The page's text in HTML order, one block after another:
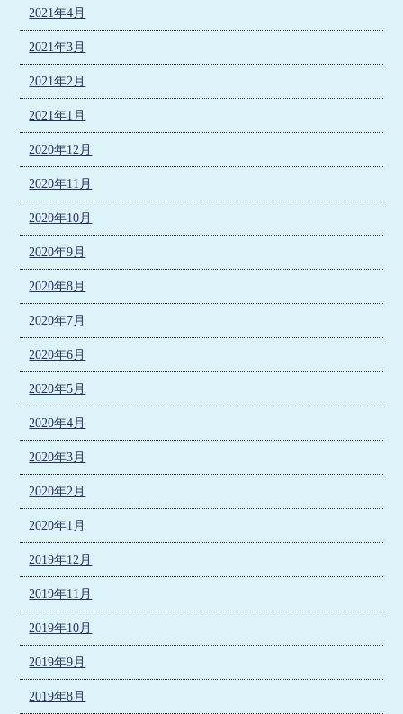
2021年4月
2021年3月
2021年2月
2021年1月
2020年12月
2020年11月
2020年10月
2020年9月
2020年8月
2020年7月
2020年6月
2020年5月
2020年4月
2020年3月
2020年2月
2020年1月
2019年12月
2019年11月
2019年10月
2019年9月
2019年8月